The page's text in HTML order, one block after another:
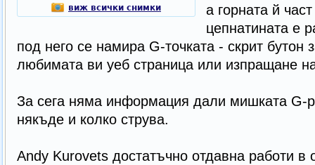
виж всички снимки
а горната й
цепнатината е
под него се намира G-точката - скрит бутон
любимата ви уеб страница или изпращане
За сега няма информация дали мишката G-
някъде и колко струва.
Andy Kurovets достатъчно отдавна работи в